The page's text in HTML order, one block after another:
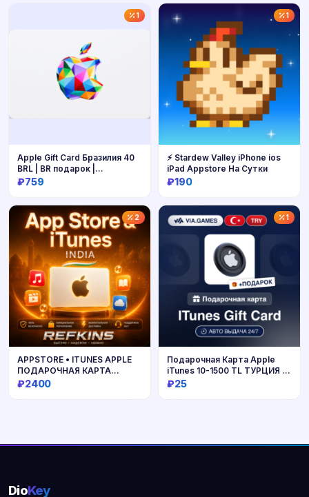
1
Купить
Apple Gift Card Бразилия 40
BRL | BR подарок |
Мгновенно
₽759
1
Купить
⚡ Stardew Valley iPhone ios
iPad Appstore На Сутки
₽190
2
APPSTORE • ITUNES APPLE
ПОДАРОЧНАЯ КАРТА
ИНДИЯ
₽2400
1
Подарочная Карта Apple
iTunes 10-1500 TL ТУРЦИЯ +
ПОДАРОК
₽25
DioKey